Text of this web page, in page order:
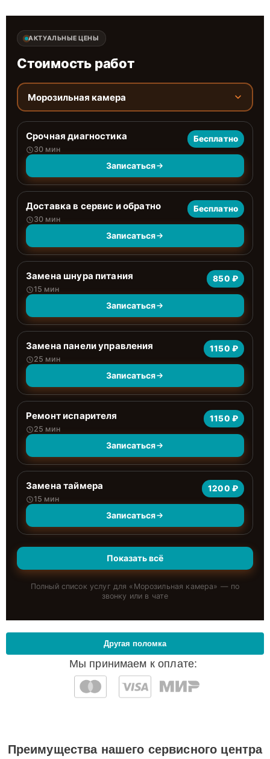
АКТУАЛЬНЫЕ ЦЕНЫ
Стоимость работ
Морозильная камера
Срочная диагностика
30 мин
Бесплатно
Записаться
Доставка в сервис и обратно
30 мин
Бесплатно
Записаться
Замена шнура питания
15 мин
850 ₽
Записаться
Замена панели управления
25 мин
1150 ₽
Записаться
Ремонт испарителя
25 мин
1150 ₽
Записаться
Замена таймера
15 мин
1200 ₽
Записаться
Показать всё
Полный список услуг для « Морозильная камера» — по
звонку или в чате
Мы принимаем к оплате:
Другая поломка
Преимущества нашего сервисного центра